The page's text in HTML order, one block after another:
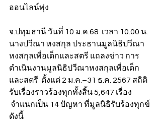
ออนไลน์พุ่ง
จ.ปทุมธานี วันที่ 10 ม.ค.68  เวลา 10.00 น.
นางปวีณา หงสกุล ประธานมูลนิธิปวีณา
หงสกุลเพื่อเด็กและสตรี แถลงข่าว การ
ดำเนินงานมูลนิธิปวีณาหงสกุลเพื่อเด็ก
และสตรี  ตั้งแต่ 2 ม.ค.–31 ธ.ค. 2567 สถิติ
รับเรื่องราวร้องทุกทั้งสิ้น 5,647 เรื่อง
จำแนกเป็น 14 ปัญหา ที่มูลนิธิรับร้องทุกข์
ดังนี้